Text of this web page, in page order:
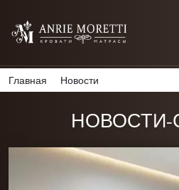
Главная Новости
НОВОСТИ-